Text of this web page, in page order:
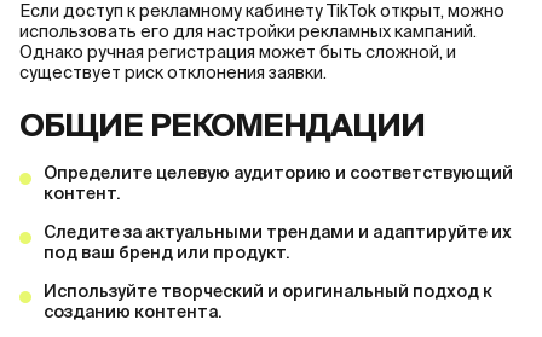
Если доступ к рекламному кабинету TikTok открыт, можно
использовать его для настройки рекламных кампаний.
Однако ручная регистрация может быть сложной, и
существует риск отклонения заявки.
ОБЩИЕ РЕКОМЕНДАЦИИ
Определите целевую аудиторию и соответствующий
контент.
Следите за актуальными трендами и адаптируйте их
под ваш бренд или продукт.
Используйте творческий и оригинальный подход к
созданию контента.